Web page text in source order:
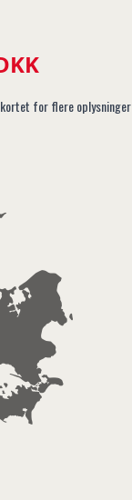
for flere oplysninger